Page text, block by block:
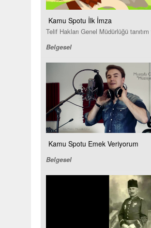
Kamu Spotu İlk İmza
Telif Hakları Genel Müdürlüğü
Belgesel
Kamu Spotu Emek Veriyorum
Belgesel